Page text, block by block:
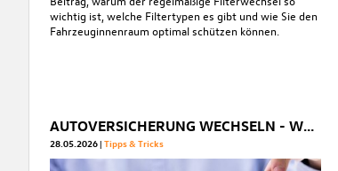
wichtig ist, welche Filtertypen es gibt und wie Sie den
Fahrzeuginnenraum optimal schützen können.
AUTOVERSICHERUNG WECHSELN - WANN ES MÖGLICH IST UND SICH LOHNT
28.05.2026 Tipps & Tricks